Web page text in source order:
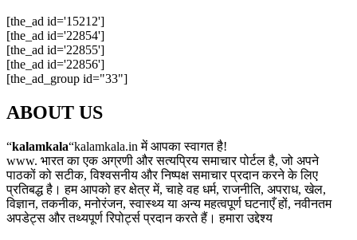
[the_ad id='15212']
[the_ad id='22854']
[the_ad id='22855']
[the_ad id='22856']
[the_ad_group id="33"]
ABOUT US
“kalamkala“kalamkala.in में आपका स्वागत है!
www. भारत का एक अग्रणी और सत्यप्रिय समाचार पोर्टल है, जो अपने
पाठकों को सटीक, विश्वसनीय और निष्पक्ष समाचार प्रदान करने के लिए
प्रतिबद्ध है। हम आपको हर क्षेत्र में, चाहे वह धर्म, राजनीति, अपराध, खेल,
विज्ञान, तकनीक, मनोरंजन, स्वास्थ्य या अन्य महत्वपूर्ण घटनाएँ हों, नवीनतम
अपडेट्स और तथ्यपूर्ण रिपोर्ट्स प्रदान करते हैं। हमारा उद्देश्य